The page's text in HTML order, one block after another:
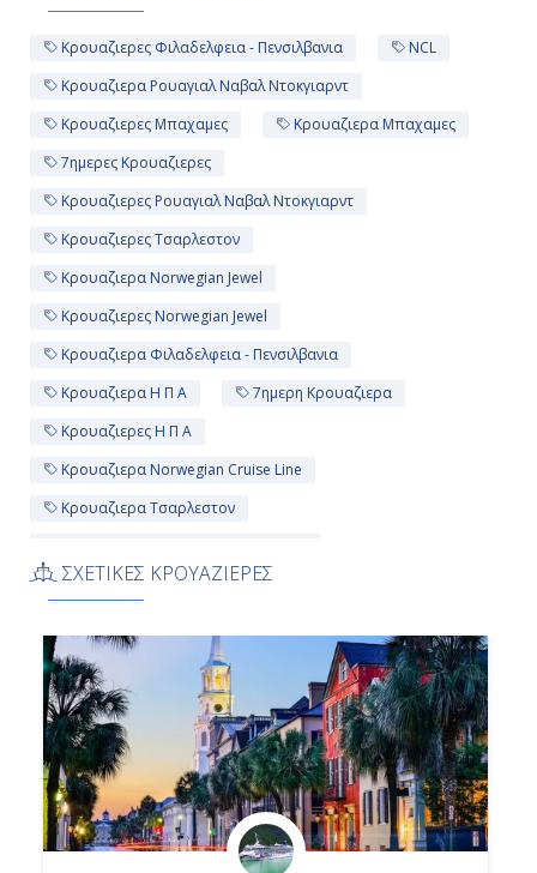
Κρουαζιερες Φιλαδελφεια - Πενσιλβανια
NCL
Κρουαζιερα Ρουαγιαλ Ναβαλ Ντοκγιαρντ
Κρουαζιερες Μπαχαμες
Κρουαζιερα Μπαχαμες
7ημερες Κρουαζιερες
Κρουαζιερες Ρουαγιαλ Ναβαλ Ντοκγιαρντ
Κρουαζιερες Τσαρλεστον
Κρουαζιερα Norwegian Jewel
Κρουαζιερες Norwegian Jewel
Κρουαζιερα Φιλαδελφεια - Πενσιλβανια
Κρουαζιερα Η Π Α
7ημερη Κρουαζιερα
Κρουαζιερες Η Π Α
Κρουαζιερα Norwegian Cruise Line
Κρουαζιερα Τσαρλεστον
ΣΧΕΤΙΚΕΣ ΚΡΟΥΑΖΙΕΡΕΣ